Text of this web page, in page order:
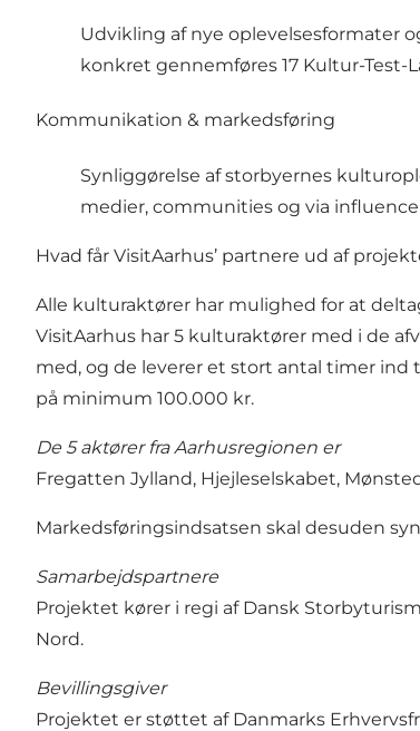
Udvikling af nye oplevelsesformater
konkret gennemføres 17 Kultur-
Kommunikation & markedsføring
Synliggørelse af storbyernes
medier, communities og via
Hvad får VisitAarhus’ partnere ud af
Alle kulturaktører har mulighed for at
VisitAarhus har 5 kulturaktører med i de
med, og de leverer et stort antal timer
på minimum 100.000 kr.
De 5 aktører fra Aarhusregionen er
Fregatten Jylland, Hjejleselskabet,
Markedsføringsindsatsen skal desuden
Samarbejdspartnere
Projektet kører i regi af Dansk
Nord.
Bevillingsgiver
Projektet er støttet af Danmarks